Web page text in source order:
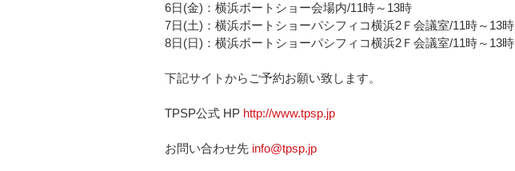
6日(金)：横浜ボートショー会場内/11時～13時
7日(土)：横浜ボートショーパシフィコ横浜2Ｆ会議室/11時～13時
8日(日)：横浜ボートショーパシフィコ横浜2Ｆ会議室/11時～13時
下記サイトからご予約お願い致します。
TPSP公式 HP http://www.tpsp.jp
お問い合わせ先 info@tpsp.jp